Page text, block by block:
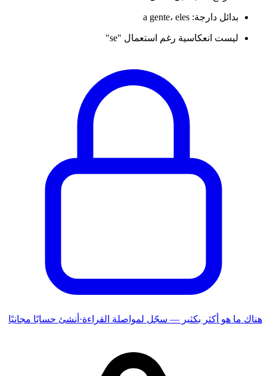
بدائل دارجة: a gente، eles
ليست انعكاسية رغم استعمال "se"
هناك ما هو أكثر بكثير — سجّل لمواصلة القراءة· أنشئ حسابًا مجانيًا